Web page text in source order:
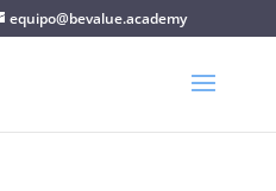
equipo@bevalue.academy